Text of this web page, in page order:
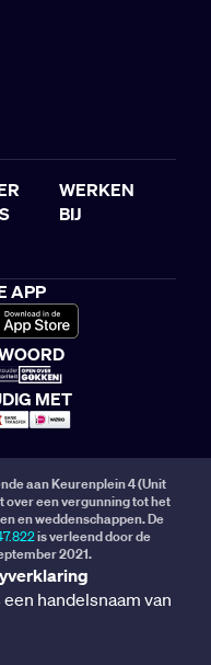
WERKEN
BIJ
APP
MET
aan Keurenplein 4 (Unit
over een vergunning tot het
en weddenschappen. De
is verleend door de
2021.
handelsnaam van